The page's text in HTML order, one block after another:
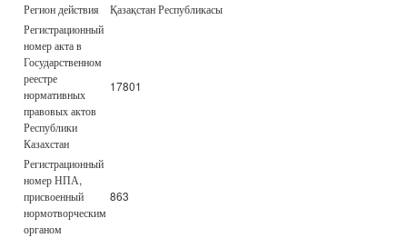
Регион действия
Қазақстан Республикасы
Регистрационный
номер акта в
Государственном
реестре
нормативных
правовых актов
Республики
Казахстан
17801
Регистрационный
номер НПА,
присвоенный
нормотворческим
органом
863